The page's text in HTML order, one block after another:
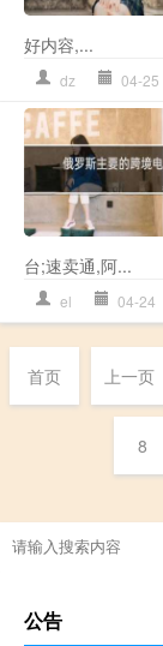
好内容,...
dz 04-25
台;速卖通,阿...
el 04-24
首页 上一页
8
公告